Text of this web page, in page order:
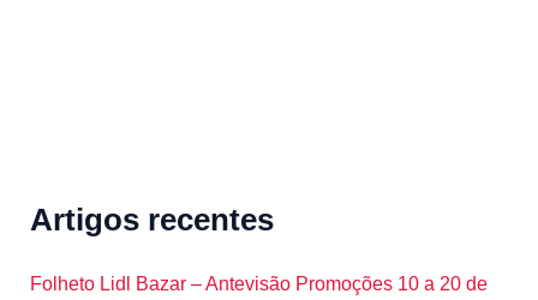
Artigos recentes
Folheto Lidl Bazar – Antevisão Promoções 10 a 20 de